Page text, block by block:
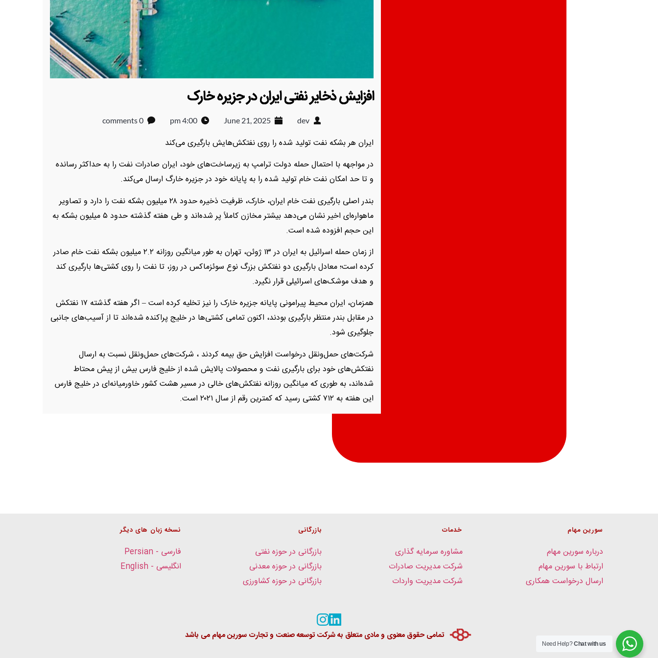
افزایش ذخایر نفتی ایران در جزیره خارک
dev
June 21, 2025
4:00 pm
0 comments
ایران هر بشکه نفت تولید شده را روی نفتکش‌هایش بارگیری می‌کند
در مواجهه با احتمال حمله دولت ترامپ به زیرساخت‌های خود، ایران صادرات نفت را به حداکثر رسانده
و تا حد امکان نفت خام تولید شده را به پایانه خود در جزیره خارگ ارسال می‌کند.
بندر اصلی بارگیری نفت خام ایران، خارک، ظرفیت ذخیره حدود ۲۸ میلیون بشکه نفت را دارد و تصاویر
ماهواره‌ای اخیر نشان می‌دهد بیشتر مخازن کاملاً پر شده‌اند و طی هفته گذشته حدود ۵ میلیون بشکه به
این حجم افزوده شده است.
از زمان حمله اسرائیل به ایران در ۱۳ ژوئن، تهران به طور میانگین روزانه ۲.۲ میلیون بشکه نفت خام صادر
کرده است؛ معادل بارگیری دو نفتکش بزرگ نوع سوئزماکس در روز، تا نفت را روی کشتی‌ها بارگیری کند
و هدف موشک‌های اسرائیلی قرار نگیرد.
همزمان، ایران محیط پیرامونی پایانه جزیره خارک را نیز تخلیه کرده است – اگر هفته گذشته ۱۷ نفتکش
در مقابل بندر منتظر بارگیری بودند، اکنون تمامی کشتی‌ها در خلیج پراکنده شده‌اند تا از آسیب‌های جانبی
جلوگیری شود.
شرکت‌های حمل‌ونقل درخواست افزایش حق بیمه کردند ، شرکت‌های حمل‌ونقل نسبت به ارسال
نفتکش‌های خود برای بارگیری نفت و محصولات پالایش شده از خلیج فارس بیش از پیش محتاط
شده‌اند، به طوری که میانگین روزانه نفتکش‌های خالی در مسیر هشت کشور خاورمیانه‌ای در خلیج فارس
این هفته به ۷۱۲ کشتی رسید که کمترین رقم از سال ۲۰۲۱ است.
سورین مهام
درباره سورین مهام
ارتباط با سورین مهام
ارسال درخواست همکاری
خدمات
مشاوره سرمایه گذاری
شرکت مدیریت صادرات
شرکت مدیریت واردات
بازرگانی
بازرگانی در حوزه نفتی
بازرگانی در حوزه معدنی
بازرگانی در حوزه کشاورزی
نسخه زبان های دیگر
فارسی - Persian
انگلیسی - English
تمامی حقوق معنوی و مادی متعلق به شرکت توسعه صنعت و تجارت سورین مهام می باشد
Need Help?Chat with us